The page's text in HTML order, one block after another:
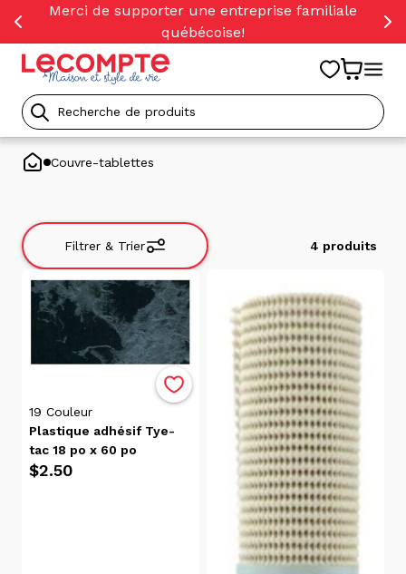
Merci de supporter une entreprise familiale
québécoise!
Recherche
de
Couvre-tablettes
Filtrer & Trier
Filtrer
&
Trier
Trier
par
Avis
Pertinence
Alphabétique,
de A à Z
Alphabétique,
de Z à A
Prix:
4 produits
19 Couleur
Plastique adhésif Tye-
tac 18 po x 60 po
$2.50